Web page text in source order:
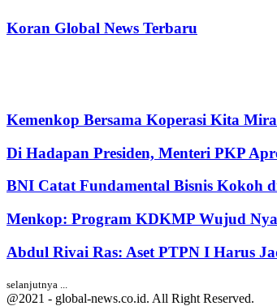
Koran Global News Terbaru
Kemenkop Bersama Koperasi Kita
Di Hadapan Presiden, Menteri PKP
BNI Catat Fundamental Bisnis Kokoh
Menkop: Program KDKMP Wujud
Abdul Rivai Ras: Aset PTPN I Harus
selanjutnya ...
@2021 - global-news.co.id. All Right Reserved.